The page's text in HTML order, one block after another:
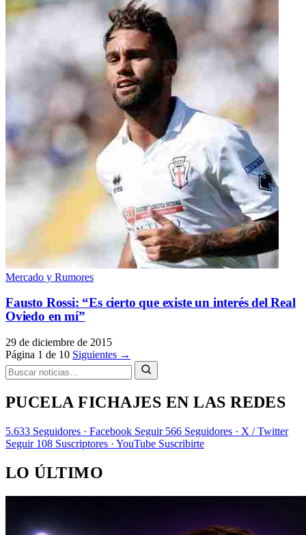
Mercado y Rumores
Fausto Rossi: “Es cierto que existe un interés del Real
Oviedo en mí”
29 de diciembre de 2015
Página 1 de 10 Siguientes →
PUCELA FICHAJES EN LAS REDES
5.633 Seguidores · Facebook Seguir 566 Seguidores · X / Twitter
Seguir 108 Suscriptores · YouTube Suscribirte
LO ÚLTIMO